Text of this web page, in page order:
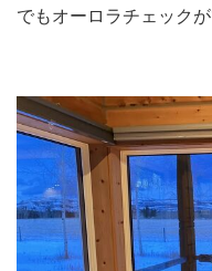
でもオーロラチェックが